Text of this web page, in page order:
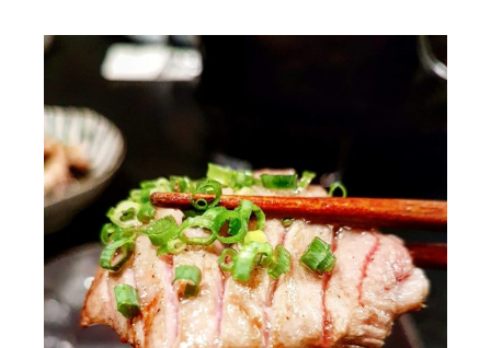
法、
關
鍵
字
行
銷
及
包